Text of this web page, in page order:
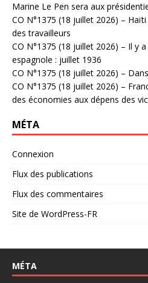
Marine Le Pen sera aux
CO N°1375 (18 juillet 2026) –
des travailleurs
CO N°1375 (18 juillet 2026) – Il y
espagnole : juillet 1936
CO N°1375 (18 juillet 2026) –
CO N°1375 (18 juillet 2026) –
des économies aux dépens des
MÉTA
Connexion
Flux des publications
Flux des commentaires
Site de WordPress-FR
MÉTA